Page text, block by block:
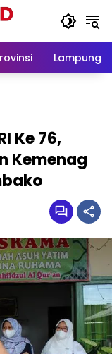
Lampung
Ke 76,
Kemenag